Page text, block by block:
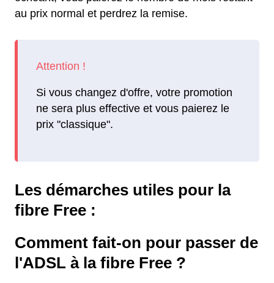
au prix normal et perdrez la remise.
Si vous changez d'offre, votre promotion
ne sera plus effective et vous paierez le
prix "classique".
Les démarches utiles pour la
fibre Free :
Comment fait-on pour passer de
l'ADSL à la fibre Free ?